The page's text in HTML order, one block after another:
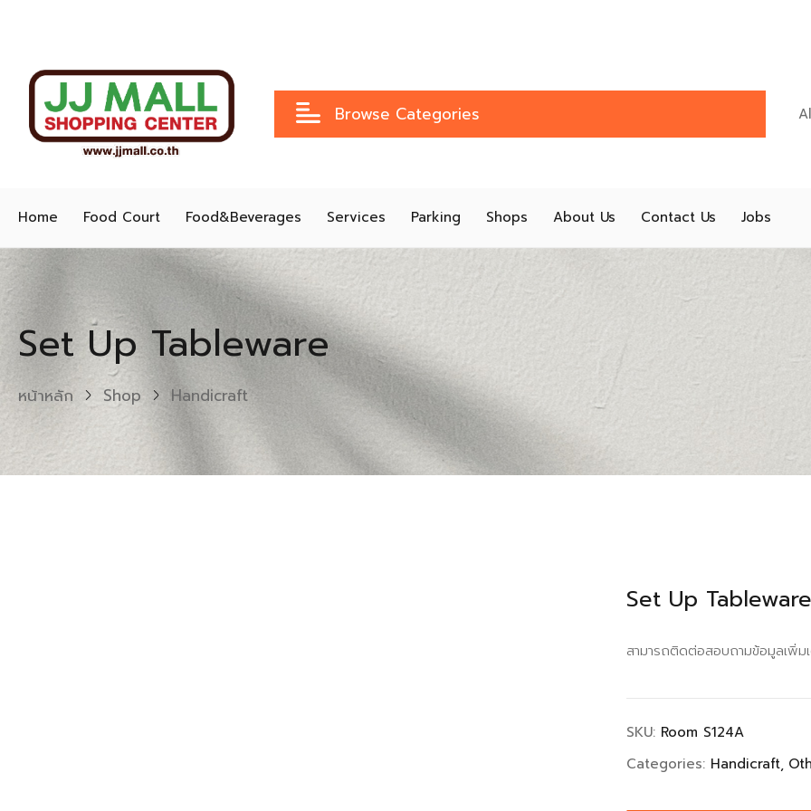
Browse Categories
Home Food Court Food&Beverages Services Parking Shops About Us Contact Us Jobs
Set Up Tableware
หน้าหลัก Shop Handicraft
Set Up Tableware
สามารถติดต่อสอบถามข้อมูลเพิ่ม
SKU: Room S124A
Categories: Handicraft